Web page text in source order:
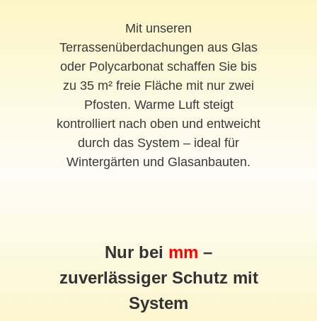
Mit unseren
Terrassenüberdachungen aus Glas
oder Polycarbonat schaffen Sie bis
zu 35 m² freie Fläche mit nur zwei
Pfosten. Warme Luft steigt
kontrolliert nach oben und entweicht
durch das System – ideal für
Wintergärten und Glasanbauten.
Nur bei mm –
zuverlässiger Schutz mit
System